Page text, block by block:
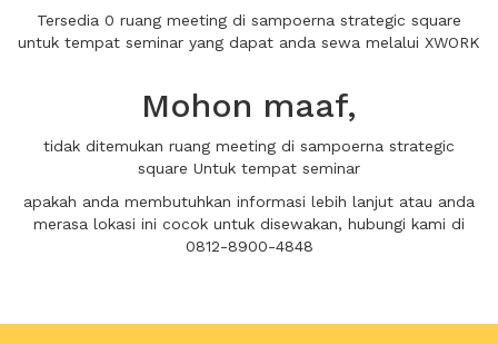
Tersedia 0 ruang meeting di sampoerna strategic square
untuk tempat seminar yang dapat anda sewa melalui XWORK
Mohon maaf,
tidak ditemukan ruang meeting di sampoerna strategic
square Untuk tempat seminar
apakah anda membutuhkan informasi lebih lanjut atau anda
merasa lokasi ini cocok untuk disewakan, hubungi kami di
0812-8900-4848